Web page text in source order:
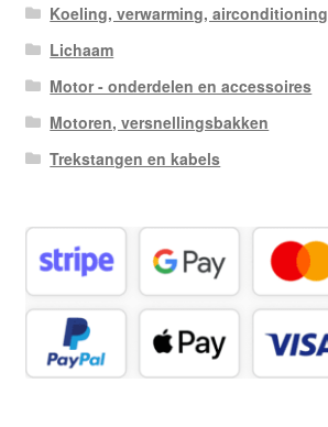
Koeling, verwarming, airconditioning
Lichaam
Motor - onderdelen en accessoires
Motoren, versnellingsbakken
Trekstangen en kabels